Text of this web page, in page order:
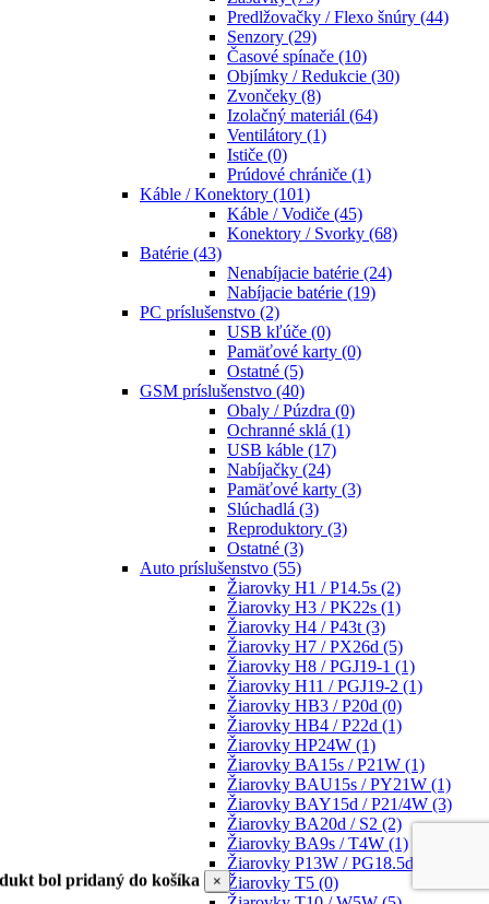
Predlžovačky / Flexo šnúry (44)
Senzory (29)
Časové spínače (10)
Objímky / Redukcie (30)
Zvončeky (8)
Izolačný materiál (64)
Ventilátory (1)
Ističe (0)
Prúdové chrániče (1)
Káble / Konektory (101)
Káble / Vodiče (45)
Konektory / Svorky (68)
Batérie (43)
Nenabíjacie batérie (24)
Nabíjacie batérie (19)
PC príslušenstvo (2)
USB kľúče (0)
Pamäťové karty (0)
Ostatné (5)
GSM príslušenstvo (40)
Obaly / Púzdra (0)
Ochranné sklá (1)
USB káble (17)
Nabíjačky (24)
Pamäťové karty (3)
Slúchadlá (3)
Reproduktory (3)
Ostatné (3)
Auto príslušenstvo (55)
Žiarovky H1 / P14.5s (2)
Žiarovky H3 / PK22s (1)
Žiarovky H4 / P43t (3)
Žiarovky H7 / PX26d (5)
Žiarovky H8 / PGJ19-1 (1)
Žiarovky H11 / PGJ19-2 (1)
Žiarovky HB3 / P20d (0)
Žiarovky HB4 / P22d (1)
Žiarovky HP24W (1)
Žiarovky BA15s / P21W (1)
Žiarovky BAU15s / PY21W (1)
Žiarovky BAY15d / P21/4W (3)
Žiarovky BA20d / S2 (2)
Žiarovky BA9s / T4W (1)
Žiarovky P13W / PG18.5d-1
Žiarovky T5 (0)
bol pridaný do košíka ×